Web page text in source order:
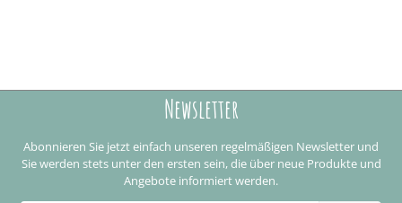
Newsletter
Abonnieren Sie jetzt einfach unseren regelmäßigen Newsletter und
Sie werden stets unter den ersten sein, die über neue Produkte und
Angebote informiert werden.